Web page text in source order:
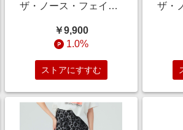
ザ・ノース・フェイス /
ケット（130 160cm）
ブルゾン K ﾌﾞﾗｯｸ 150
￥9,900
1.0%
ストアにすすむ
ザ・
シ